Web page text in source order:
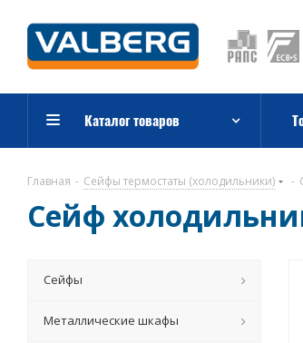
Каталог товаров
Главная - Сейфы термостаты (холодильники) -
Сейф
Сейфы
Металлические шкафы